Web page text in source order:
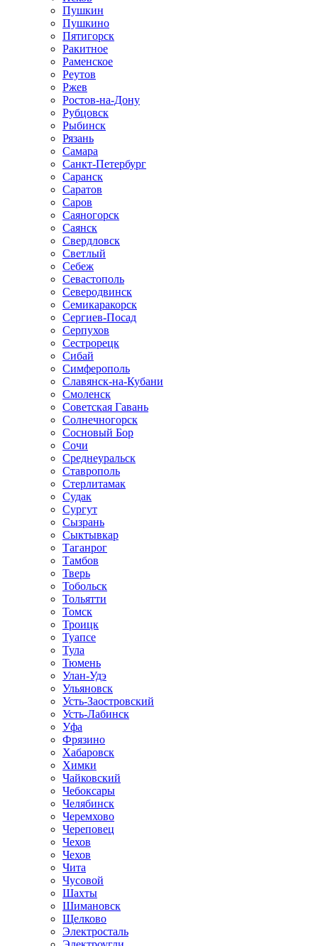
Пушкин
Пушкино
Пятигорск
Ракитное
Раменское
Реутов
Ржев
Ростов-на-Дону
Рубцовск
Рыбинск
Рязань
Самара
Санкт-Петербург
Саранск
Саратов
Саров
Саяногорск
Саянск
Свердловск
Светлый
Себеж
Севастополь
Северодвинск
Семикаракорск
Сергиев-Посад
Серпухов
Сестрорецк
Сибай
Симферополь
Славянск-на-Кубани
Смоленск
Советская Гавань
Солнечногорск
Сосновый Бор
Сочи
Среднеуральск
Ставрополь
Стерлитамак
Судак
Сургут
Сызрань
Сыктывкар
Таганрог
Тамбов
Тверь
Тобольск
Тольятти
Томск
Троицк
Туапсе
Тула
Тюмень
Улан-Удэ
Ульяновск
Усть-Заостровский
Усть-Лабинск
Уфа
Фрязино
Хабаровск
Химки
Чайковский
Чебоксары
Челябинск
Черемхово
Череповец
Чехов
Чехов
Чита
Чусовой
Шахты
Шимановск
Щелково
Электросталь